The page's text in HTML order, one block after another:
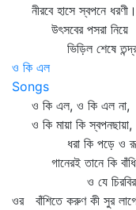
নীরবে হাসে স্বপনে ধরণী।
উৎসবের পসরা নিয়ে
ভিড়িল শেষে
ও কি এল
Songs
ও কি এল, ও কি এল না,
ও কি মায়া কি
ধরা কি পড়ে ও
গানেরই তানে কি
ও যে
ওর বাঁশিতে করুণ কী সুর